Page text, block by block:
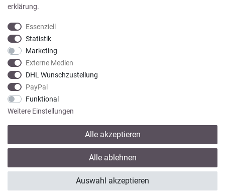
922 Bewertungen
erklärung.
Essenziell
Statistik
Marketing
Externe Medien
DHL Wunschzustellung
PayPal
Funktional
Weitere Einstellungen
Alle akzeptieren
Alle ablehnen
Auswahl akzeptieren
* Alle Preise verstehen sich inkl. gesetzl. MwSt. zzgl.
© copyright 2013-2026 Wohntextilien4You GmbH / Alle Rechte vorbehalten /